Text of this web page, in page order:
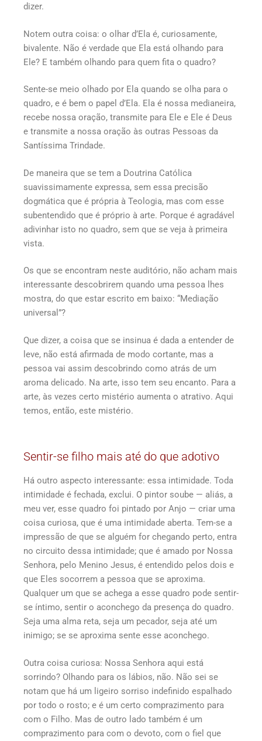
dizer.
Notem outra coisa: o olhar d’Ela é, curiosamente,
bivalente. Não é verdade que Ela está olhando para
Ele? E também olhando para quem fita o quadro?
Sente-se meio olhado por Ela quando se olha para o
quadro, e é bem o papel d’Ela. Ela é nossa medianeira,
recebe nossa oração, transmite para Ele e Ele é Deus
e transmite a nossa oração às outras Pessoas da
Santíssima Trindade.
De maneira que se tem a Doutrina Católica
suavissimamente expressa, sem essa precisão
dogmática que é própria à Teologia, mas com esse
subentendido que é próprio à arte. Porque é agradável
adivinhar isto no quadro, sem que se veja à primeira
vista.
Os que se encontram neste auditório, não acham mais
interessante descobrirem quando uma pessoa lhes
mostra, do que estar escrito em baixo: “Mediação
universal”?
Que dizer, a coisa que se insinua é dada a entender de
leve, não está afirmada de modo cortante, mas a
pessoa vai assim descobrindo como atrás de um
aroma delicado. Na arte, isso tem seu encanto. Para a
arte, às vezes certo mistério aumenta o atrativo. Aqui
temos, então, este mistério.
Sentir-se filho mais até do que adotivo
Há outro aspecto interessante: essa intimidade. Toda
intimidade é fechada, exclui. O pintor soube — aliás, a
meu ver, esse quadro foi pintado por Anjo — criar uma
coisa curiosa, que é uma intimidade aberta. Tem-se a
impressão de que se alguém for chegando perto, entra
no circuito dessa intimidade; que é amado por Nossa
Senhora, pelo Menino Jesus, é entendido pelos dois e
que Eles socorrem a pessoa que se aproxima.
Qualquer um que se achega a esse quadro pode sentir-
se íntimo, sentir o aconchego da presença do quadro.
Seja uma alma reta, seja um pecador, seja até um
inimigo; se se aproxima sente esse aconchego.
Outra coisa curiosa: Nossa Senhora aqui está
sorrindo? Olhando para os lábios, não. Não sei se
notam que há um ligeiro sorriso indefinido espalhado
por todo o rosto; e é um certo comprazimento para
com o Filho. Mas de outro lado também é um
comprazimento para com o devoto, com o fiel que